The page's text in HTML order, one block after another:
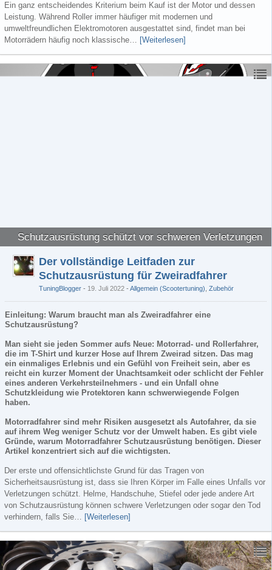
Ein ganz entscheidendes Kriterium beim Kauf ist der Motor und dessen
Leistung. Während Roller immer häufiger mit modernen und
umweltfreundlichen Elektromotoren ausgestattet sind, findet man bei
Motorrädern häufig noch klassische… [Weiterlesen]
Schutzausrüstung schützt vor schweren Verletzungen
Der vollständige Leitfaden zur
Schutzausrüstung für Zweiradfahrer
TuningBlogger 19. Juli 2022 - Allgemein (Scootertuning) Zubehör
Einleitung: Warum braucht man als Zweiradfahrer eine
Schutzausrüstung?
Man sieht sie jeden Sommer aufs Neue: Motorrad- und Rollerfahrer,
die im T-Shirt und kurzer Hose auf Ihrem Zweirad sitzen. Das mag
ein einmaliges Erlebnis und ein Gefühl von Freiheit sein, aber es
reicht ein kurzer Moment der Unachtsamkeit oder schlicht der Fehler
eines anderen Verkehrsteilnehmers - und ein Unfall ohne
Schutzkleidung wie Protektoren kann schwerwiegende Folgen
haben.
Motorradfahrer sind mehr Risiken ausgesetzt als Autofahrer, da sie
auf ihrem Weg weniger Schutz vor der Umwelt haben. Es gibt viele
Gründe, warum Motorradfahrer Schutzausrüstung benötigen. Dieser
Artikel konzentriert sich auf die wichtigsten.
Der erste und offensichtlichste Grund für das Tragen von
Sicherheitsausrüstung ist, dass sie Ihren Körper im Falle eines Unfalls vor
Verletzungen schützt. Helme, Handschuhe, Stiefel oder jede andere Art
von Schutzausrüstung können schwere Verletzungen oder sogar den Tod
verhindern, falls Sie… [Weiterlesen]